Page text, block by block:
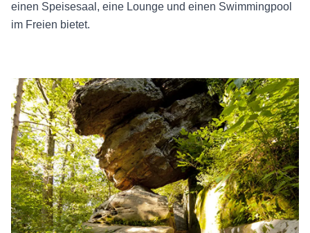
einen Speisesaal, eine Lounge und einen Swimmingpool
im Freien bietet.